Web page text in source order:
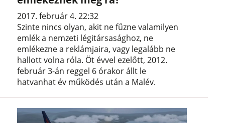
2017. február 4. 22:32
Szinte nincs olyan, akit ne fűzne valamilyen
emlék a nemzeti légitársasághoz, ne
emlékezne a reklámjaira, vagy legalább ne
hallott volna róla. Öt évvel ezelőtt, 2012.
február 3-án reggel 6 órakor állt le
hatvanhat év működés után a Malév.